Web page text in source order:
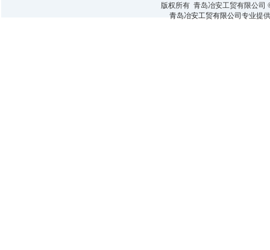
版权所有 青岛冶安工贸有限公司
青岛冶安工贸有限公司 专业提